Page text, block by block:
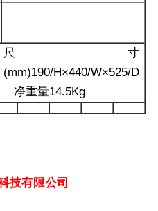
尺寸
(mm)190/H×440/W×525/D
净重量14.5Kg
技有限公司